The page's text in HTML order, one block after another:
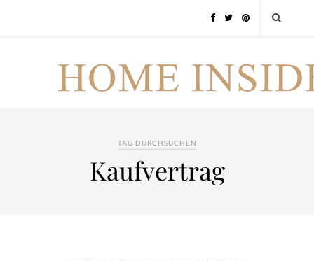
TAG DURCHSUCHEN
Kaufvertrag